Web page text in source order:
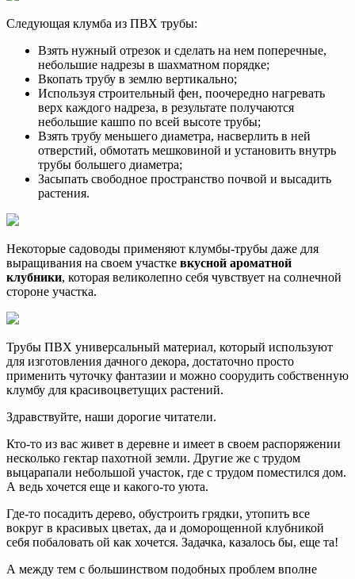
Следующая клумба из ПВХ трубы:
Взять нужный отрезок и сделать на нем поперечные,
небольшие надрезы в шахматном порядке;
Вкопать трубу в землю вертикально;
Используя строительный фен, поочередно нагревать
верх каждого надреза, в результате получаются
небольшие кашпо по всей высоте трубы;
Взять трубу меньшего диаметра, насверлить в ней
отверстий, обмотать мешковиной и установить внутрь
трубы большего диаметра;
Засыпать свободное пространство почвой и высадить
растения.
Некоторые садоводы применяют клумбы-трубы даже для
выращивания на своем участке вкусной ароматной
клубники, которая великолепно себя чувствует на солнечной
стороне участка.
Трубы ПВХ универсальный материал, который используют
для изготовления дачного декора, достаточно просто
применить чуточку фантазии и можно соорудить собственную
клумбу для красивоцветущих растений.
Здравствуйте, наши дорогие читатели.
Кто-то из вас живет в деревне и имеет в своем распоряжении
несколько гектар пахотной земли. Другие же с трудом
выцарапали небольшой участок, где с трудом поместился дом.
А ведь хочется еще и какого-то уюта.
Где-то посадить дерево, обустроить грядки, утопить все
вокруг в красивых цветах, да и доморощенной клубникой
себя побаловать ой как хочется. Задачка, казалось бы, еще та!
А между тем с большинством подобных проблем вполне